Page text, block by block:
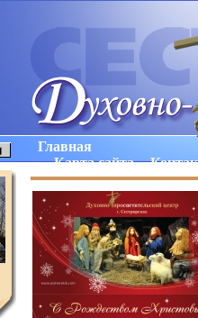
Главная
Карта сайта